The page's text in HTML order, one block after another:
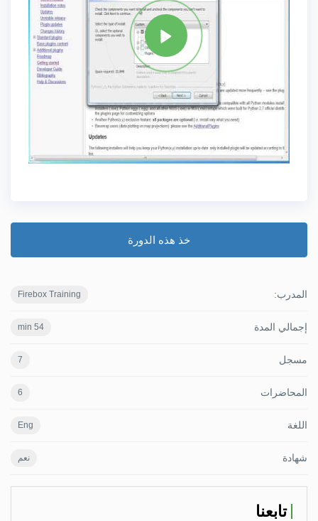
خذ هذه الدورة
المدرب: Firebox Training
إجمالي المدة 54 min
مسجل 7
المحاضرات 6
اللغة Eng
شهادة نعم
تابعنا